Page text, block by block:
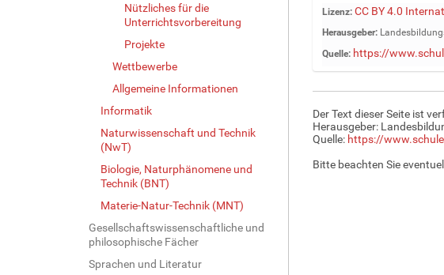
Nützliches für die
Unterrichtsvorbereitung
Projekte
Wettbewerbe
Allgemeine Informationen
Informatik
Naturwissenschaft und Technik
(NwT)
Biologie, Naturphänomene und
Technik (BNT)
Materie-Natur-Technik (MNT)
Gesellschaftswissenschaftliche und
philosophische Fächer
Sprachen und Literatur
Z
g
e
B
l
d
n
Lizenz: CC BY 4.0
Herausgeber:
Quelle: https://
Der Text dieser Seite ist
Herausgeber:
Quelle: https://
Bitte beachten Sie